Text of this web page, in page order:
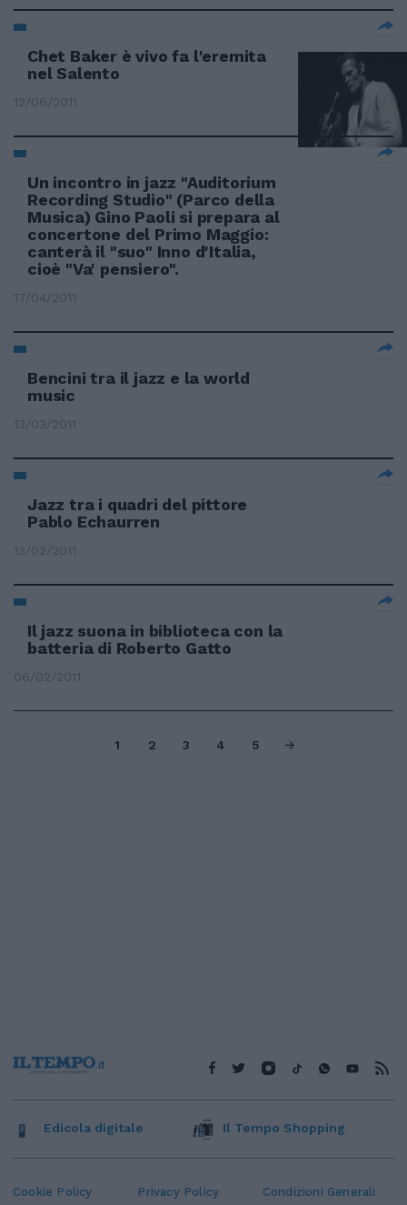
Chet Baker è vivo fa l'eremita
nel Salento
12/06/2011
Un incontro in jazz "Auditorium
Recording Studio" (Parco della
Musica) Gino Paoli si prepara al
concertone del Primo Maggio:
canterà il "suo" Inno d'Italia,
cioè "Va' pensiero".
17/04/2011
Bencini tra il jazz e la world
music
13/03/2011
Jazz tra i quadri del pittore
Pablo Echaurren
13/02/2011
Il jazz suona in biblioteca con la
batteria di Roberto Gatto
06/02/2011
1 2 3 4 5
Cookie Policy Privacy Policy Condizioni Generali
Edicola digitale Il Tempo Shopping